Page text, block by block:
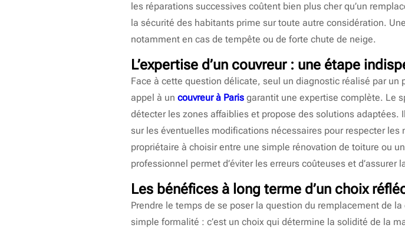
les réparations successives coûtent bien plus cher qu’un
la sécurité des habitants prime sur toute autre considération.
notamment en cas de tempête ou de forte chute de neige.
L’expertise d’un couvreur : une étape
Face à cette question délicate, seul un diagnostic réalisé par
appel à un couvreur à Paris garantit une expertise complète. Le
détecter les zones affaiblies et propose des solutions
sur les éventuelles modifications nécessaires pour respecter
propriétaire à choisir entre une simple rénovation de toiture ou
professionnel permet d’éviter les erreurs coûteuses et d’assurer
Les bénéfices à long terme d’un choix
Prendre le temps de se poser la question du remplacement de
simple formalité : c’est un choix qui détermine la solidité de la